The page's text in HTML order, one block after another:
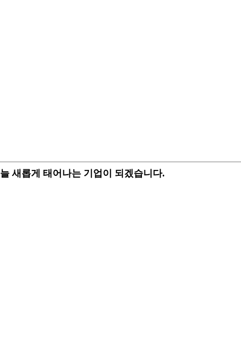
늘 새롭게 태어나는 기업이 되겠습니다.